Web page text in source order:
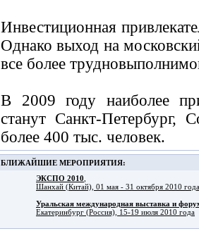
Инвестиционная
Однако выход на
все более
В 2009 году наиболее
станут Санкт-Петербург,
более 400 тыс. человек.
БЛИЖАЙШИЕ МЕРОПРИЯТИЯ:
ЭКСПО 2010
Шанхай (Китай), 01 мая - 31 октября 2010 года
Уральская международная выставка и
Екатеринбург (Россия), 15-19 июля 2010 года